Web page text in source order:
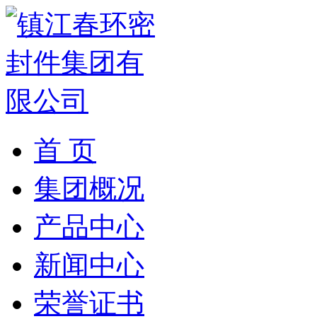
首 页
集团概况
产品中心
新闻中心
荣誉证书